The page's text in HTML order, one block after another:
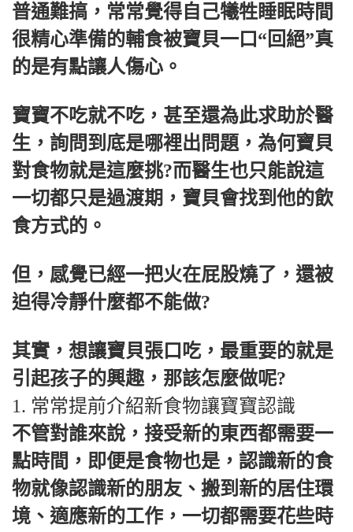
普通難搞，常常覺得自己犧牲睡眠時間
很精心準備的輔食被寶貝一口“回絕”真
的是有點讓人傷心。
寶寶不吃就不吃，甚至還為此求助於醫
生，詢問到底是哪裡出問題，為何寶貝
對食物就是這麼挑?而醫生也只能說這
一切都只是過渡期，寶貝會找到他的飲
食方式的。
但，感覺已經一把火在屁股燒了，還被
迫得冷靜什麼都不能做?
其實，想讓寶貝張口吃，最重要的就是
引起孩子的興趣，那該怎麼做呢?
1. 常常提前介紹新食物讓寶寶認識
不管對誰來說，接受新的東西都需要一
點時間，即便是食物也是，認識新的食
物就像認識新的朋友、搬到新的居住環
境、適應新的工作，一切都需要花些時